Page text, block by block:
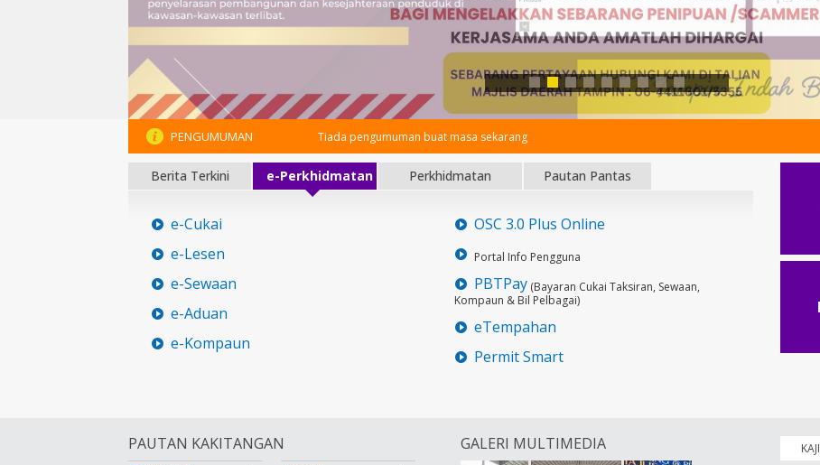
PENGUMUMAN Tiada pengumuman buat masa sekarang
Berita Terkini e-Perkhidmatan Perkhidmatan Pautan Pantas
e-Cukai
e-Lesen
e-Sewaan
e-Aduan
e-Kompaun
OSC 3.0 Plus Online
Portal Info Pengguna
PBTPay(Bayaran Cukai Taksiran, Sewaan,
Kompaun & Bil Pelbagai)
eTempahan
Permit Smart
PAUTAN KAKITANGAN GALERI MULTIMEDIA